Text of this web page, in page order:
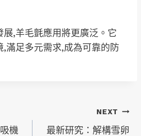
展,羊毛氈應用將更廣泛。它
,滿足多元需求,成為可靠的防
機
NEXT
最新研究：解構雪卵